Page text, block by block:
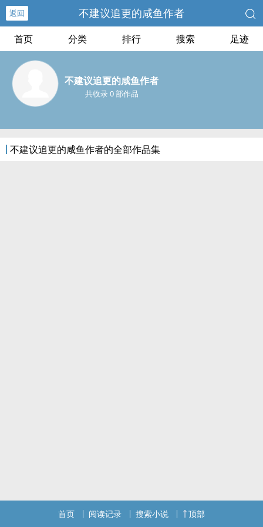
返回 不建议追更的咸鱼作者
首页 分类 排行 搜索 足迹
不建议追更的咸鱼作者
共收录 0 部作品
不建议追更的咸鱼作者的全部作品集
首页 阅读记录 搜索小说 顶部